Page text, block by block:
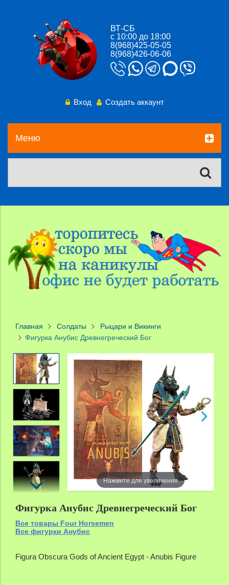
ВТ-СБ
с 10:00 до 18:00
8(968)425-05-05
8(968)426-06-06
Вход Создать аккаунт
Меню
Главная Солдаты
Рыцари и Викинги
Фигурка Анубис Древнегреческий Бог
Нажмите для увеличения
Фигурка Анубис Древнегреческий Бог
Все товары Four Horsemen
Все фигурки Анубис
Figura Obscura Gods of Ancient Egypt - Anubis Figure